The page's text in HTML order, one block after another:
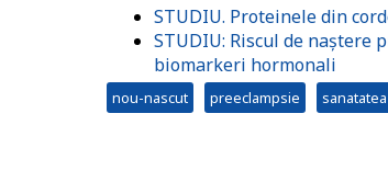
STUDIU. Proteinele din
STUDIU: Riscul de
biomarkeri hormonali
nou-nascut preeclampsie